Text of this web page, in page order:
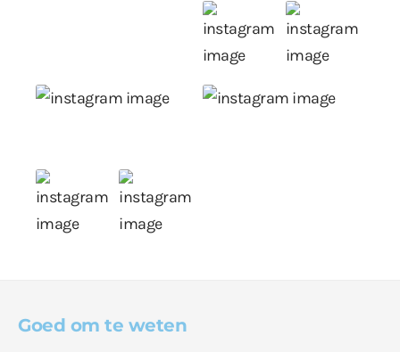
Goed om te weten